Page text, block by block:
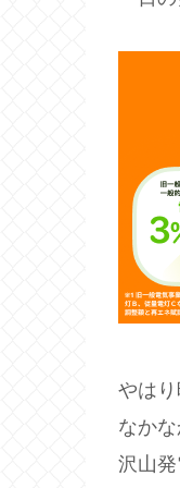
やは
なか
沢山発